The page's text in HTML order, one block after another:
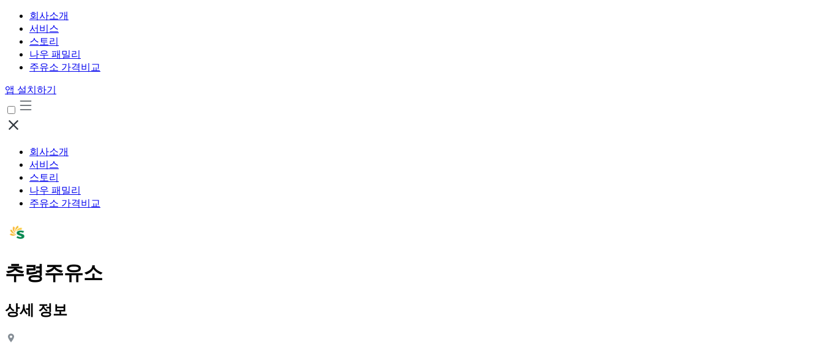
회사소개
서비스
스토리
나우 패밀리
주유소 가격비교
앱 설치하기
회사소개
서비스
스토리
나우 패밀리
주유소 가격비교
추령주유소
상세 정보